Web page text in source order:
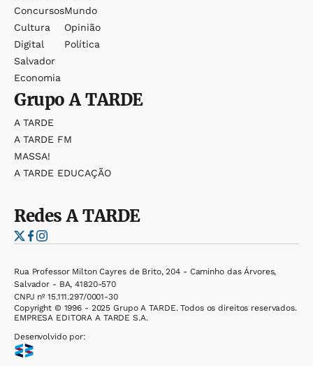
Concursos
Cultura
Digital
Salvador
Economia
Mundo
Opinião
Política
GrupoA TARDE
A TARDE
A TARDE FM
MASSA!
A TARDE EDUCAÇÃO
RedesA TARDE
Rua Professor Milton Cayres de Brito, 204 - Caminho das Árvores,
Salvador - BA, 41820-570
CNPJ nº 15.111.297/0001-30
Copyright © 1996 - 2025 Grupo A TARDE. Todos os direitos reservados.
EMPRESA EDITORA A TARDE S.A.
Desenvolvido por: